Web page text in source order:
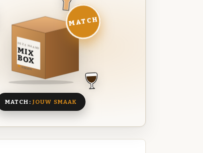
DEZE MAAND
MIX
BOX
8 BIEREN
MATCH
MATCH: JOUW SMAAK